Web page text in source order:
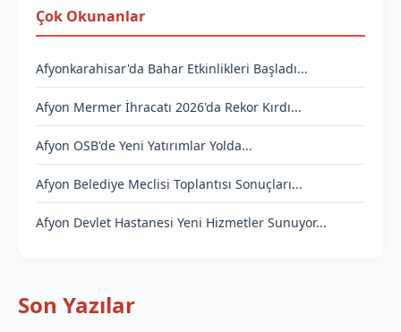
Çok Okunanlar
Afyonkarahisar'da Bahar Etkinlikleri Başladı...
Afyon Mermer İhracatı 2026'da Rekor Kırdı...
Afyon OSB'de Yeni Yatırımlar Yolda...
Afyon Belediye Meclisi Toplantısı Sonuçları...
Afyon Devlet Hastanesi Yeni Hizmetler Sunuyor...
Son Yazılar